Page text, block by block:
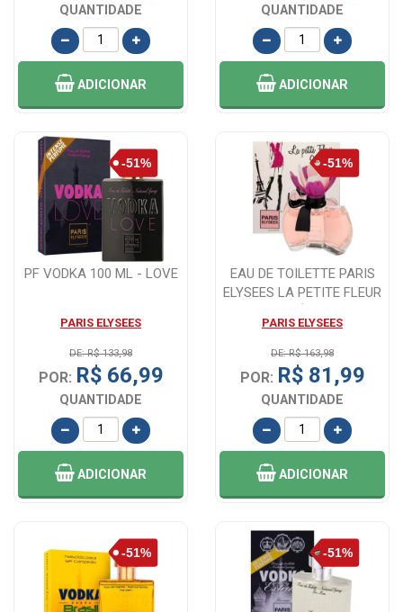
QUANTIDADE
ADICIONAR
QUANTIDADE
ADICIONAR
PF VODKA 100 ML - LOVE
PARIS ELYSEES
DE: R$ 133,98
POR: R$ 66,99
QUANTIDADE
ADICIONAR
EAU DE TOILETTE PARIS
ELYSEES LA PETITE FLEUR
PARIS ELYSEES
DE: R$ 163,98
POR: R$ 81,99
QUANTIDADE
ADICIONAR